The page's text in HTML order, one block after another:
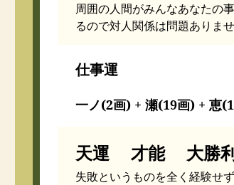
周囲の人間がみんなあなたの
るので対人関係は問題ありませ
仕事運
一ノ(2画) + 瀬(19画) + 恵
天運 才能 大勝
失敗というものを全く経験せ